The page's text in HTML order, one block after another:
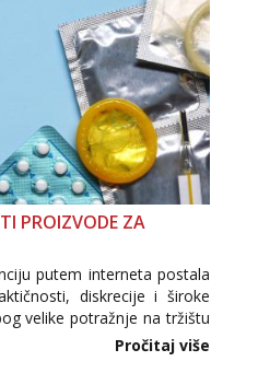
PROIZVODE ZA
putem interneta postala
diskrecije i široke
velike potražnje na tržištu
proizvodi, nepouzdane
nepoznatog podrijetla. ...
Pročitaj više